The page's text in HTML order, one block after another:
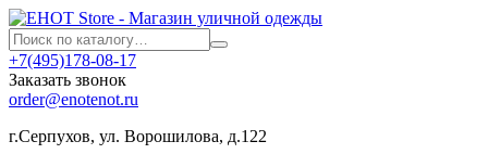
+7(495)178-08-17
Заказать звонок
order@enotenot.ru
г.Серпухов, ул. Ворошилова, д.122